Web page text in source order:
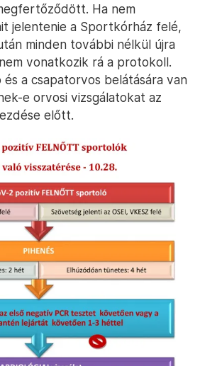
Ha nem
jelentenie a Sportkórház felé,
minden további nélkül újra
vonatkozik rá a protokoll.
a csapatorvos belátására van
e orvosi vizsgálatokat az
előtt.